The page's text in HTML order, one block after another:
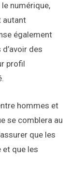
numérique,
autant
également
des
profil
hommes et
se comblera au
que les
que les